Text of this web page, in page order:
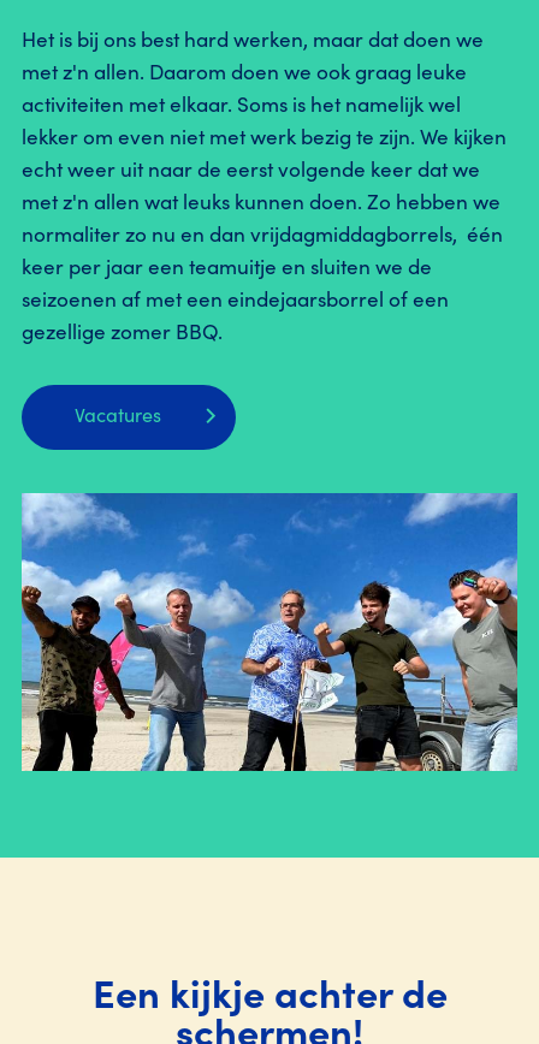
Het is bij ons best hard werken, maar dat doen we
met z'n allen. Daarom doen we ook graag leuke
activiteiten met elkaar. Soms is het namelijk wel
lekker om even niet met werk bezig te zijn. We kijken
echt weer uit naar de eerst volgende keer dat we
met z'n allen wat leuks kunnen doen. Zo hebben we
normaliter zo nu en dan vrijdagmiddagborrels, één
keer per jaar een teamuitje en sluiten we de
seizoenen af met een eindejaarsborrel of een
gezellige zomer BBQ.
Vacatures
Een kijkje achter de